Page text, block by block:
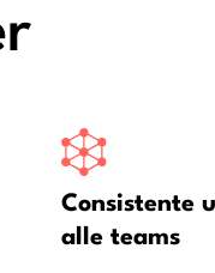
Consistente
alle teams